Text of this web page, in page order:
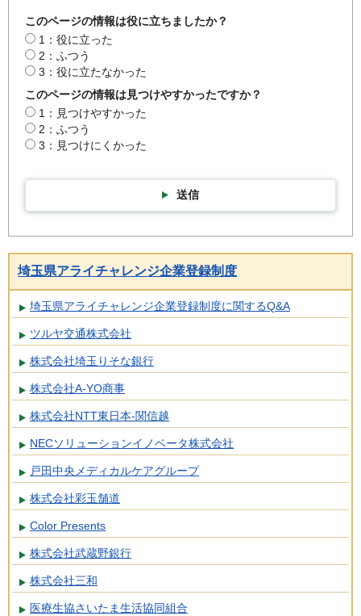
このページの情報は役に立ちましたか？
1：役に立った
2：ふつう
3：役に立たなかった
このページの情報は見つけやすかったですか？
1：見つけやすかった
2：ふつう
3：見つけにくかった
送信
埼玉県アライチャレンジ企業登録制度
埼玉県アライチャレンジ企業登録制度に関するQ&A
ツルヤ交通株式会社
株式会社埼玉りそな銀行
株式会社A-YO商事
株式会社NTT東日本-関信越
NECソリューションイノベータ株式会社
戸田中央メディカルケアグループ
株式会社彩玉舗道
Color Presents
株式会社武蔵野銀行
株式会社三和
医療生協さいたま生活協同組合